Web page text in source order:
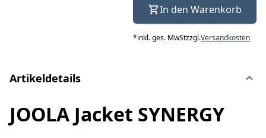
In den Warenkorb
*inkl. ges. MwStzzgl.Versandkosten
Artikeldetails
JOOLA Jacket SYNERGY